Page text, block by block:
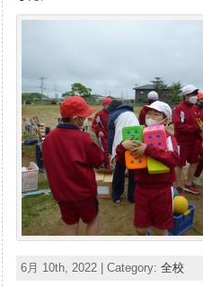
6月 10th, 2022 | Category: 全校